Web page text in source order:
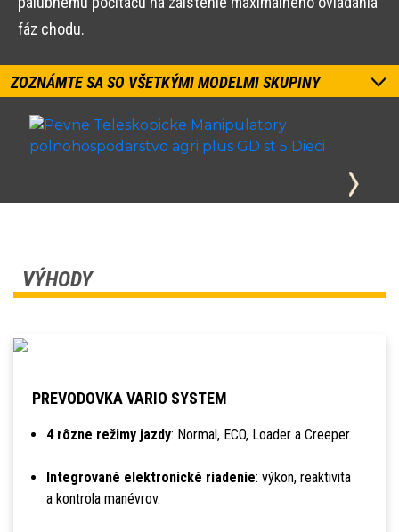
fáz chodu.
ZOZNÁMTE SA SO VŠETKÝMI MODELMI SKUPINY
VÝHODY
PREVODOVKA VARIO SYSTEM
4 rôzne režimy jazdy: Normal, ECO, Loader a Creeper.
Integrované elektronické riadenie: výkon, reaktivita
a kontrola manévrov.